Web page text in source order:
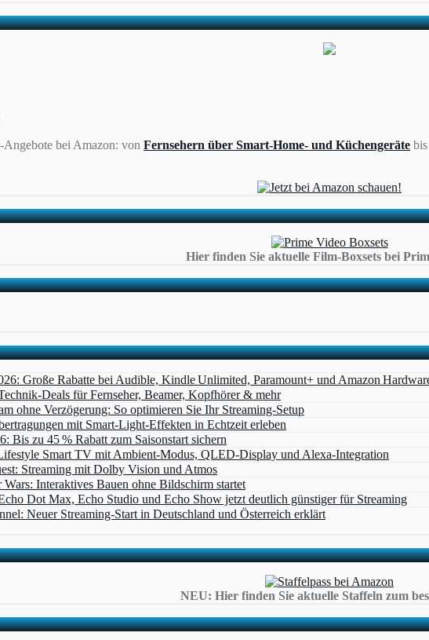
bei Amazon: von Fernsehern über Smart-Home- und Küchengeräte
Hier finden Sie aktuelle Film-Boxsets bei
Große Rabatte bei Audible, Kindle Unlimited, Paramount+ und Amazon
Deals für Fernseher, Beamer, Kopfhörer & mehr
ohne Verzögerung: So optimieren Sie Ihr Streaming-Setup
mit Smart‑Light‑Effekten in Echtzeit erleben
Bis zu 45 % Rabatt zum Saisonstart sichern
Smart TV mit Ambient‑Modus, QLED‑Display und Alexa‑Integration
Streaming mit Dolby Vision und Atmos
Interaktives Bauen ohne Bildschirm startet
Dot Max, Echo Studio und Echo Show jetzt deutlich günstiger für Streaming
Neuer Streaming‑Start in Deutschland und Österreich erklärt
NEU: Hier finden Sie aktuelle Staffeln zum